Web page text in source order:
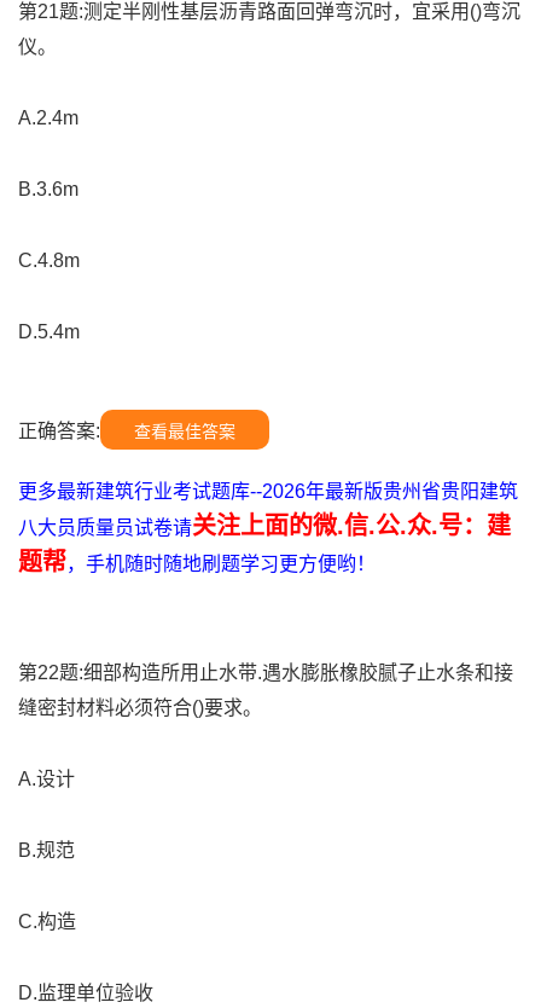
第21题:测定半刚性基层沥青路面回弹弯沉时，宜采用()弯沉
仪。
A.2.4m
B.3.6m
C.4.8m
D.5.4m
正确答案: 查看最佳答案
更多最新建筑行业考试题库--2026年最新版贵州省贵阳建筑
八大员质量员试卷请关注上面的微.信.公.众.号：建
题帮，手机随时随地刷题学习更方便哟！
第22题:细部构造所用止水带.遇水膨胀橡胶腻子止水条和接
缝密封材料必须符合()要求。
A.设计
B.规范
C.构造
D.监理单位验收